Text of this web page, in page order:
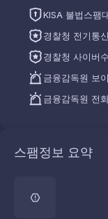
KISA 불법스팸
경찰청 전기통
경찰청 사이버
금융감독원 보
금융감독원 전
스팸정보 요약